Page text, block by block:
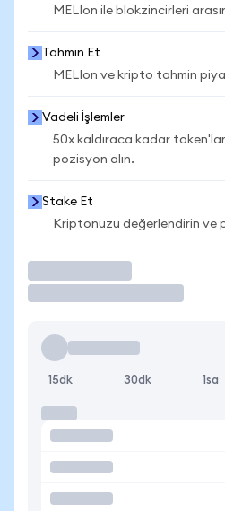
MELIon ile blokzincirleri
Tahmin Et
MELIon ve kripto tahmin
Vadeli İşlemler
50x kaldıraca kadar
pozisyon alın.
Stake Et
Kriptonuzu değerlendirin ve
15dk 30dk 1sa